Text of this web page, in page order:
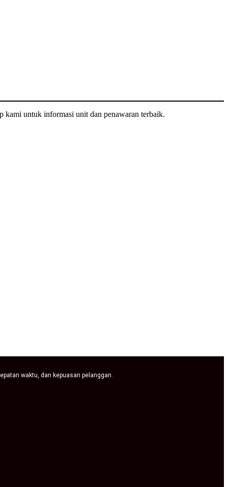
kami untuk informasi unit dan penawaran terbaik.
waktu, dan kepuasan pelanggan.